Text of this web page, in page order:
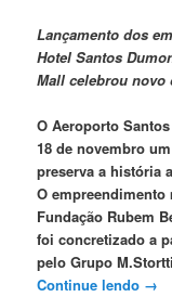
Lançamento dos
Hotel Santos
Mall celebrou novo
O Aeroporto Santos
18 de novembro
preserva a história
O
Fundação Rubem
foi concretizado a
pelo Grupo
Continue lendo →